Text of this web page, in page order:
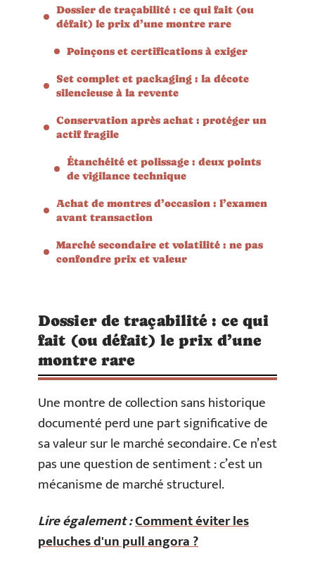
Dossier de traçabilité : ce qui fait (ou
défait) le prix d’une montre rare
Poinçons et certifications à exiger
Set complet et packaging : la décote
silencieuse à la revente
Conservation après achat : protéger un
actif fragile
Étanchéité et polissage : deux points
de vigilance technique
Achat de montres d’occasion : l’examen
avant transaction
Marché secondaire et volatilité : ne pas
confondre prix et valeur
Dossier de traçabilité : ce qui
fait (ou défait) le prix d’une
montre rare
Une montre de collection sans historique
documenté perd une part significative de
sa valeur sur le marché secondaire. Ce n’est
pas une question de sentiment : c’est un
mécanisme de marché structurel.
Lire également :Comment éviter les
peluches d'un pull angora ?